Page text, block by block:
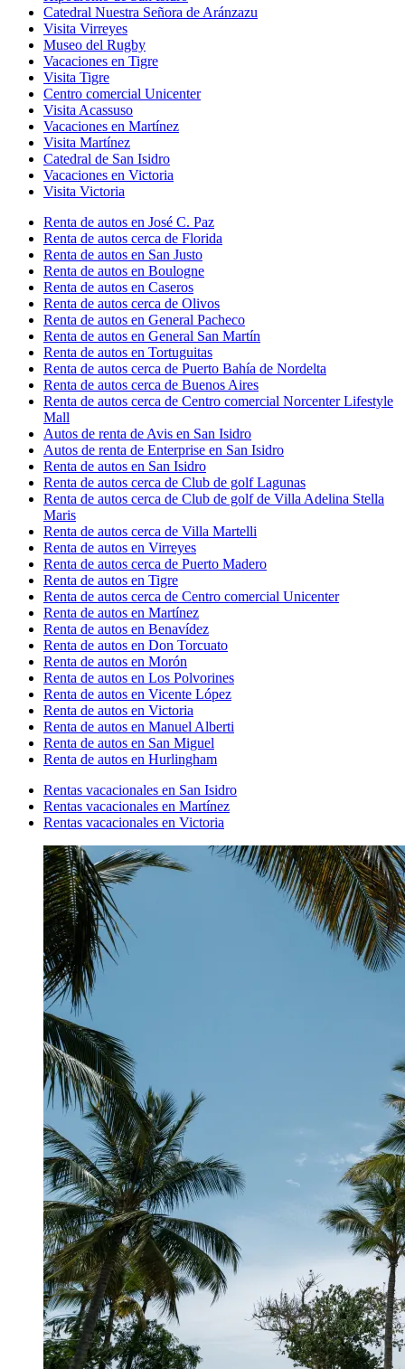
Catedral Nuestra Señora de Aránzazu
Visita Virreyes
Museo del Rugby
Vacaciones en Tigre
Visita Tigre
Centro comercial Unicenter
Visita Acassuso
Vacaciones en Martínez
Visita Martínez
Catedral de San Isidro
Vacaciones en Victoria
Visita Victoria
Renta de autos en José C. Paz
Renta de autos cerca de Florida
Renta de autos en San Justo
Renta de autos en Boulogne
Renta de autos en Caseros
Renta de autos cerca de Olivos
Renta de autos en General Pacheco
Renta de autos en General San Martín
Renta de autos en Tortuguitas
Renta de autos cerca de Puerto Bahía de Nordelta
Renta de autos cerca de Buenos Aires
Renta de autos cerca de Centro comercial Norcenter Lifestyle
Mall
Autos de renta de Avis en San Isidro
Autos de renta de Enterprise en San Isidro
Renta de autos en San Isidro
Renta de autos cerca de Club de golf Lagunas
Renta de autos cerca de Club de golf de Villa Adelina Stella
Maris
Renta de autos cerca de Villa Martelli
Renta de autos en Virreyes
Renta de autos cerca de Puerto Madero
Renta de autos en Tigre
Renta de autos cerca de Centro comercial Unicenter
Renta de autos en Martínez
Renta de autos en Benavídez
Renta de autos en Don Torcuato
Renta de autos en Morón
Renta de autos en Los Polvorines
Renta de autos en Vicente López
Renta de autos en Victoria
Renta de autos en Manuel Alberti
Renta de autos en San Miguel
Renta de autos en Hurlingham
Rentas vacacionales en San Isidro
Rentas vacacionales en Martínez
Rentas vacacionales en Victoria